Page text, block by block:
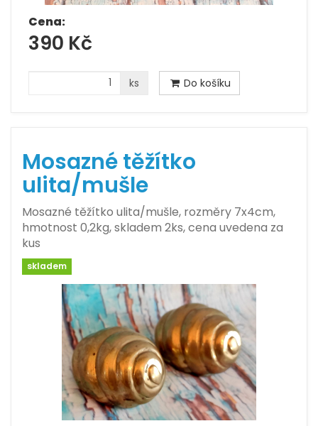
Cena:
390 Kč
ks Do košíku
Mosazné těžítko
ulita/mušle
Mosazné těžítko ulita/mušle, rozměry 7x4cm,
hmotnost 0,2kg, skladem 2ks, cena uvedena za
kus
skladem